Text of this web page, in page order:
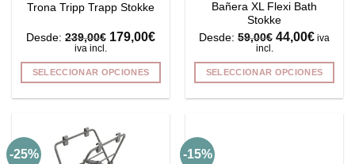
página
de
producto
Trona Tripp Trapp Stokke
Desde: 239,00€ 179,00€
iva incl.
SELECCIONAR OPCIONES
múltiples
variantes.
Bañera XL Flexi Bath
Stokke
Desde: 59,00€ 44,00€ iva
incl.
SELECCIONAR OPCIONES
-25% -15%